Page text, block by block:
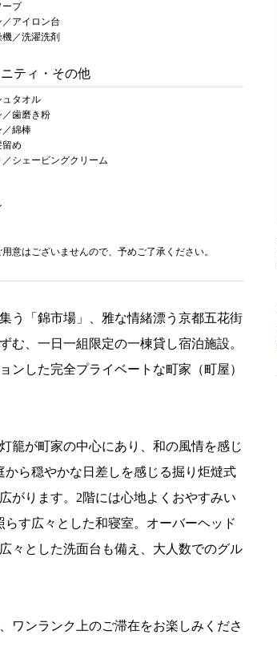
ープ
／アイロン台
機／洗濯洗剤
ティ・その他
ュタオル
／歯磨き粉
／綿棒
留め
／シェービングクリーム
意はございませんので、予めご了承ください。
う「錦市場」、雅な情緒漂う京都五花街
む、一日一組限定の一棟貸し宿泊施設。
ンした完全プライベートな町家（町屋）
籠が町家の中心にあり、和の風情を感じ
ら穏やかな日差しを感じる掘り炬燵式
がります。2階には心地よくおやすみい
す広々とした和寝室。オーバーヘッド
々とした洗面台も備え、大人数でのグル
ワンランク上のご滞在をお楽しみくださ